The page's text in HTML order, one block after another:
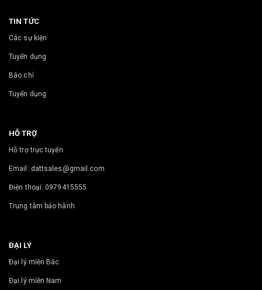
TIN TỨC
Các sự kiện
Tuyển dụng
Báo chí
Tuyển dụng
HỖ TRỢ
Hỗ trợ trực tuyến
Email: dattsales@gmail.com
Điện thoại: 0979415555
Trung tâm bảo hành
ĐẠI LÝ
Đại lý miền Bắc
Đại lý miền Nam